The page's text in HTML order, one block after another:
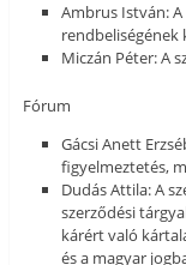
Ambrus István:
rendbeliségének
Miczán Péter: A
Fórum
Gácsi Anett
figyelmeztetés,
Dudás Attila: A
szerződési
kárért való
és a magyar